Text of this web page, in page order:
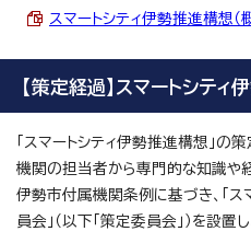
スマートシティ伊勢推進構想
【策定経過】スマートシテ
「スマートシティ伊勢推進構想」の
機関の担当者から専門的な知識や
伊勢市付属機関条例に基づき、「
員会」（以下「策定委員会」）を設置